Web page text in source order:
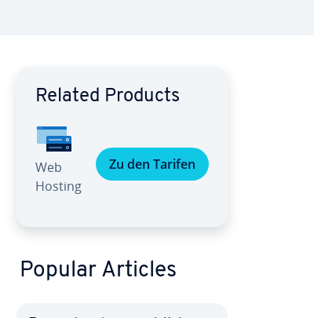
Related Products
Web
Hosting
Zu den Tarifen
Popular Articles